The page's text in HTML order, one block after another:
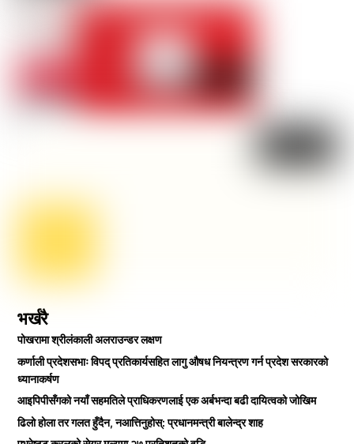
भर्खरै
पोखरामा श्रीलंकाली अलराउन्डर लक्षण
कर्णाली प्रदेशसभाः विपद् प्रतिकार्यसहित लागु औषध नियन्त्रण गर्न प्रदेश सरकारको
ध्यानाकर्षण
आइपिपीसँगको नयाँ सहमतिले प्राधिकरणलाई एक अर्बभन्दा बढी दायित्वको जोखिम
ढिलो होला तर गलत हुँदैन, नआत्तिनुहोस्: प्रधानमन्त्री बालेन्द्र शाह